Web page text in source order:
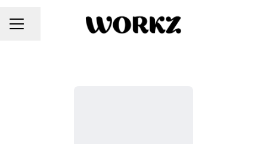
KARRIÄRMENY
DELA SIDAN